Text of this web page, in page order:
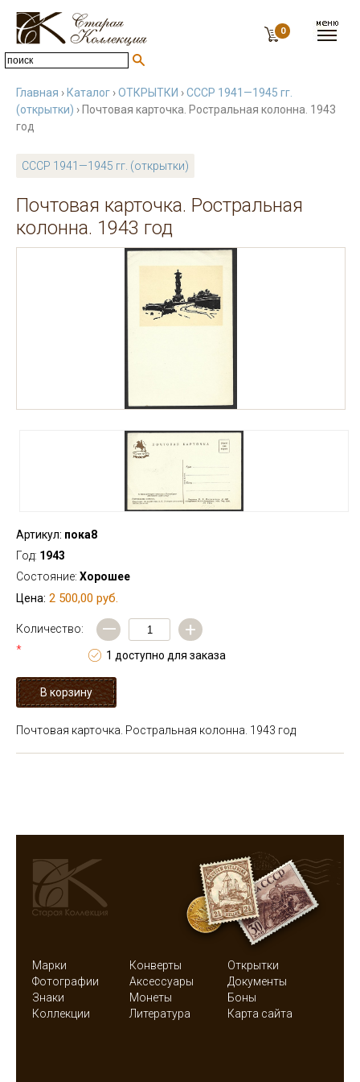
0
Главная › Каталог ›ОТКРЫТКИ ›СССР 1941—1945 гг.
(открытки) › Почтовая карточка. Ростральная колонна. 1943
год
СССР 1941—1945 гг. (открытки)
Почтовая карточка. Ростральная
колонна. 1943 год
Артикул: пока8
Год: 1943
Состояние: Хорошее
Цена: 2 500,00 руб.
Количество:
*
— +
1 доступно для заказа
Почтовая карточка. Ростральная колонна. 1943 год
Марки Конверты
Открытки
Фотографии
Аксессуары
Документы
Знаки
Монеты
Боны
Коллекции
Литература Карта сайта